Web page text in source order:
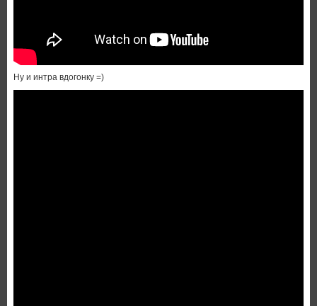
Ну и интра вдогонку =)